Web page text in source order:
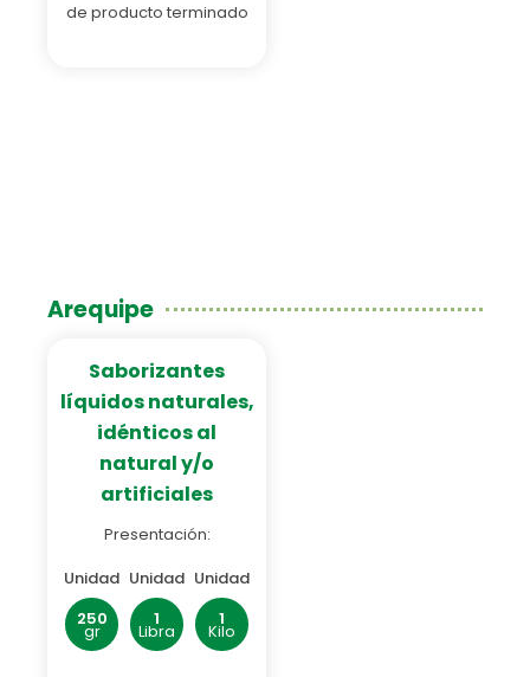
de producto terminado
Arequipe
Saborizantes
líquidos naturales,
idénticos al
natural y/o
artificiales
Presentación:
Unidad
250
gr
Unidad
1
Libra
Unidad
1
Kilo